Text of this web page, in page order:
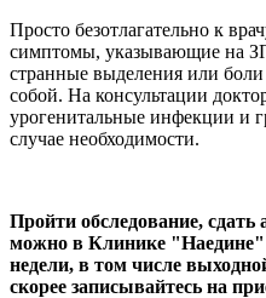
Просто безотлагательно к
симптомы, указывающие на
странные выделения или
собой. На консультации
урогенитальные инфекции и
случае необходимости.
Пройти обследование,
можно в Клинике "Наедине"
недели, в том числе
скорее записывайтесь на